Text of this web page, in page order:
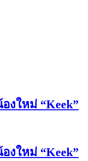
งใหม่ “Keek”
งใหม่ “Keek”